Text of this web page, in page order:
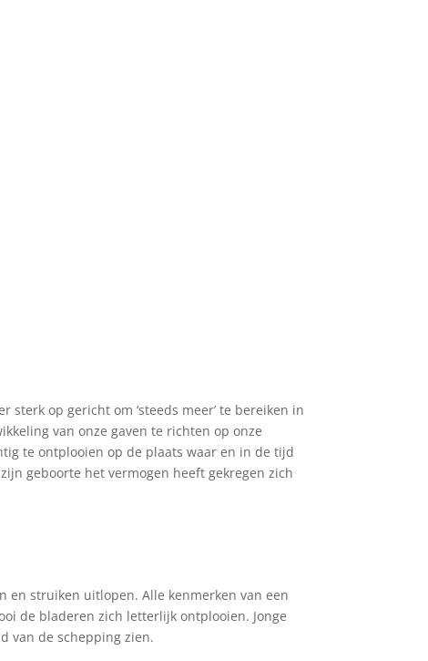
op gericht om ‘steeds meer’ te bereiken in
van onze gaven te richten op onze
te ontplooien op de plaats waar en in de tijd
geboorte het vermogen heeft gekregen zich
en struiken uitlopen. Alle kenmerken van een
de bladeren zich letterlijk ontplooien. Jonge
van de schepping zien.